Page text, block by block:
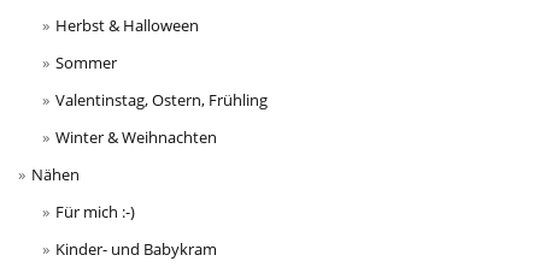
Herbst & Halloween
Sommer
Valentinstag, Ostern, Frühling
Winter & Weihnachten
Nähen
Für mich :-)
Kinder- und Babykram